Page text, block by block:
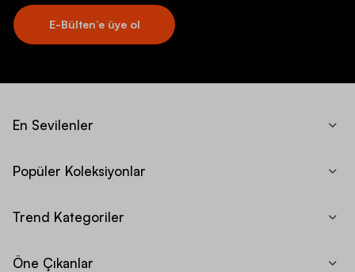
E-Bülten’e üye ol
En Sevilenler
Popüler Koleksiyonlar
Trend Kategoriler
Öne Çıkanlar